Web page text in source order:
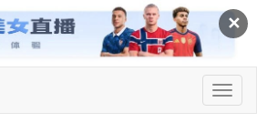
✕
切
换